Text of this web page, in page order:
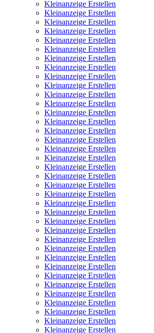
Kleinanzeige Erstellen
Kleinanzeige Erstellen
Kleinanzeige Erstellen
Kleinanzeige Erstellen
Kleinanzeige Erstellen
Kleinanzeige Erstellen
Kleinanzeige Erstellen
Kleinanzeige Erstellen
Kleinanzeige Erstellen
Kleinanzeige Erstellen
Kleinanzeige Erstellen
Kleinanzeige Erstellen
Kleinanzeige Erstellen
Kleinanzeige Erstellen
Kleinanzeige Erstellen
Kleinanzeige Erstellen
Kleinanzeige Erstellen
Kleinanzeige Erstellen
Kleinanzeige Erstellen
Kleinanzeige Erstellen
Kleinanzeige Erstellen
Kleinanzeige Erstellen
Kleinanzeige Erstellen
Kleinanzeige Erstellen
Kleinanzeige Erstellen
Kleinanzeige Erstellen
Kleinanzeige Erstellen
Kleinanzeige Erstellen
Kleinanzeige Erstellen
Kleinanzeige Erstellen
Kleinanzeige Erstellen
Kleinanzeige Erstellen
Kleinanzeige Erstellen
Kleinanzeige Erstellen
Kleinanzeige Erstellen
Kleinanzeige Erstellen
Kleinanzeige Erstellen